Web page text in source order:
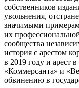
собственников
увольнения,
значимыми
их
сообщества
история с арестом
в 2019 году и арест
«Коммерсанта» и
обвинению в